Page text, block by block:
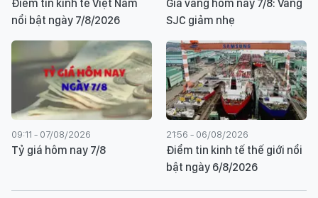
Điểm tin kinh tế Việt Nam
nổi bật ngày 7/8/2026
Giá vàng hôm nay 7/8: Vàng
SJC giảm nhẹ
09:11 - 07/08/2026
Tỷ giá hôm nay 7/8
21:56 - 06/08/2026
Điểm tin kinh tế thế giới nổi
bật ngày 6/8/2026